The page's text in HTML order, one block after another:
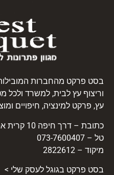
בסט פרקט מהחברות
וריצוף עץ לבית, למשרד ולכל
עץ, פרקט למינציה, חיפויים
כתובת – דרך חיפה 10 קרית אתא.
טל – 073-7600407
מיקוד – 2822612
בסט פרקט בגוגל לעסק שלי >